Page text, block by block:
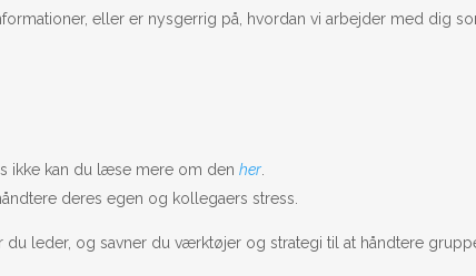
eller er nysgerrig på, hvordan vi arbejder med dig
ikke kan du læse mere om den her
deres egen og kollegaers stress.
du leder, og savner du værktøjer og strategi til at håndtere